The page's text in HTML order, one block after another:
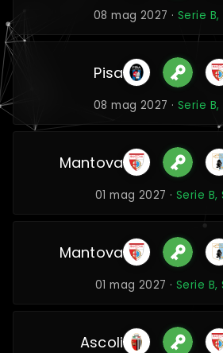
08 mag 2027 ·Serie B,
Pisa
08 mag 2027 ·Serie B,
Mantova
01 mag 2027 ·Serie B,
Mantova
01 mag 2027 ·Serie B,
Ascoli